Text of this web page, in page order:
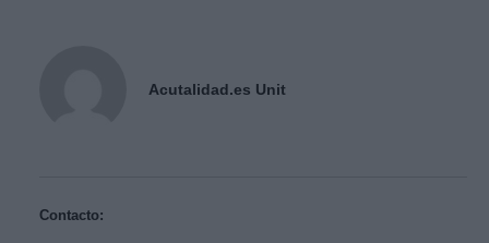
Acutalidad.es Unit
Contacto: